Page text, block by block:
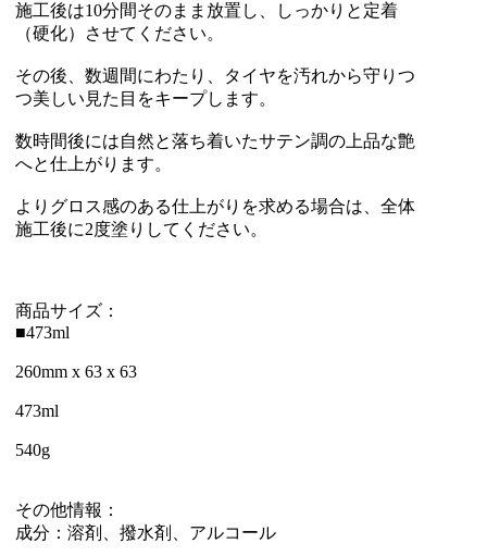
施工後は10分間そのまま放置し、しっかりと定着
（硬化）させてください。
その後、数週間にわたり、タイヤを汚れから守りつ
つ美しい見た目をキープします。
数時間後には自然と落ち着いたサテン調の上品な艶
へと仕上がります。
よりグロス感のある仕上がりを求める場合は、全体
施工後に2度塗りしてください。
商品サイズ：
■473ml
260mm x 63 x 63
473ml
540g
その他情報：
成分：溶剤、撥水剤、アルコール